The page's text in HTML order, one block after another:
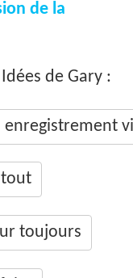
de la
de Gary :
enregistrement
tout
toujours